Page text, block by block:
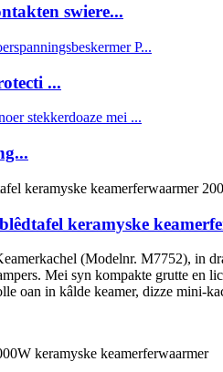
swiere...
...
keramyske
(Modelnr. M7752), in
Mei syn kompakte grutte
oan in kâlde keamer, dizze mini-